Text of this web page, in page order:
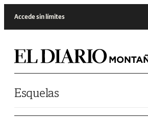
Accede sin límites
Esquelas